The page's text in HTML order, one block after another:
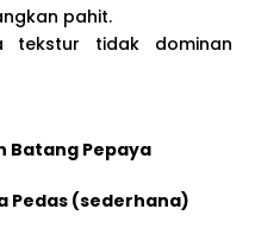
pahit.
tidak dominan
Batang Pepaya
Pedas (sederhana)